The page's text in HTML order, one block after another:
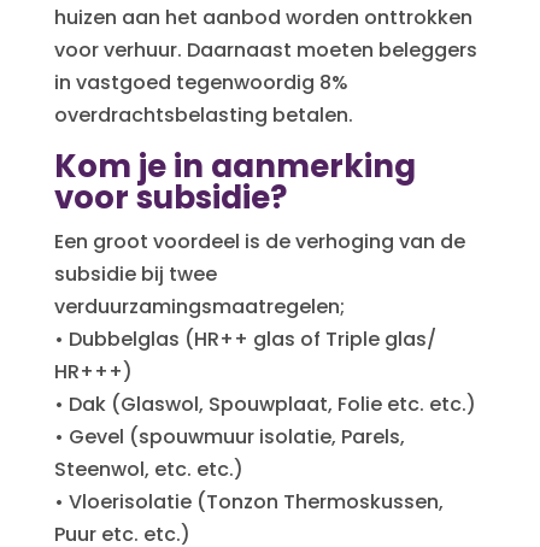
huizen aan het aanbod worden onttrokken
voor verhuur. Daarnaast moeten beleggers
in vastgoed tegenwoordig 8%
overdrachtsbelasting betalen.
Kom je in aanmerking
voor subsidie?
Een groot voordeel is de verhoging van de
subsidie bij twee
verduurzamingsmaatregelen;
• Dubbelglas (HR++ glas of Triple glas/
HR+++)
• Dak (Glaswol, Spouwplaat, Folie etc. etc.)
• Gevel (spouwmuur isolatie, Parels,
Steenwol, etc. etc.)
• Vloerisolatie (Tonzon Thermoskussen,
Puur etc. etc.)